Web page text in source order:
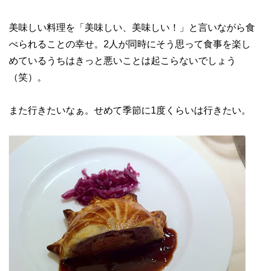
美味しい料理を「美味しい、美味しい！」と言いながら食
べられることの幸せ。2人が同時にそう思って食事を楽し
めているうちはきっと悪いことは起こらないでしょう
（笑）。
また行きたいなぁ。せめて季節に1度くらいは行きたい。